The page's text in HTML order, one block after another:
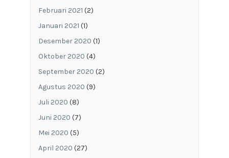
Februari 2021 (2)
Januari 2021 (1)
Desember 2020 (1)
Oktober 2020 (4)
September 2020 (2)
Agustus 2020 (9)
Juli 2020 (8)
Juni 2020 (7)
Mei 2020 (5)
April 2020 (27)